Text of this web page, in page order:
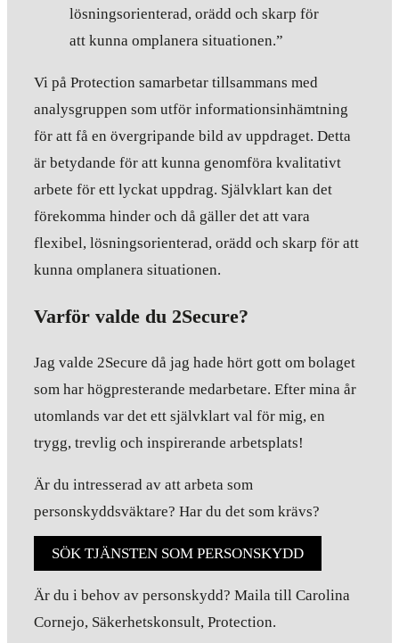
lösningsorienterad, orädd och skarp för
att kunna omplanera situationen.”
Vi på Protection samarbetar tillsammans med
analysgruppen som utför informationsinhämtning
för att få en övergripande bild av uppdraget. Detta
är betydande för att kunna genomföra kvalitativt
arbete för ett lyckat uppdrag. Självklart kan det
förekomma hinder och då gäller det att vara
flexibel, lösningsorienterad, orädd och skarp för att
kunna omplanera situationen.
Varför valde du 2Secure?
Jag valde 2Secure då jag hade hört gott om bolaget
som har högpresterande medarbetare. Efter mina år
utomlands var det ett självklart val för mig, en
trygg, trevlig och inspirerande arbetsplats!
Är du intresserad av att arbeta som
personskyddsväktare? Har du det som krävs?
SÖK TJÄNSTEN SOM PERSONSKYDD
Är du i behov av personskydd? Maila till Carolina
Cornejo, Säkerhetskonsult, Protection.